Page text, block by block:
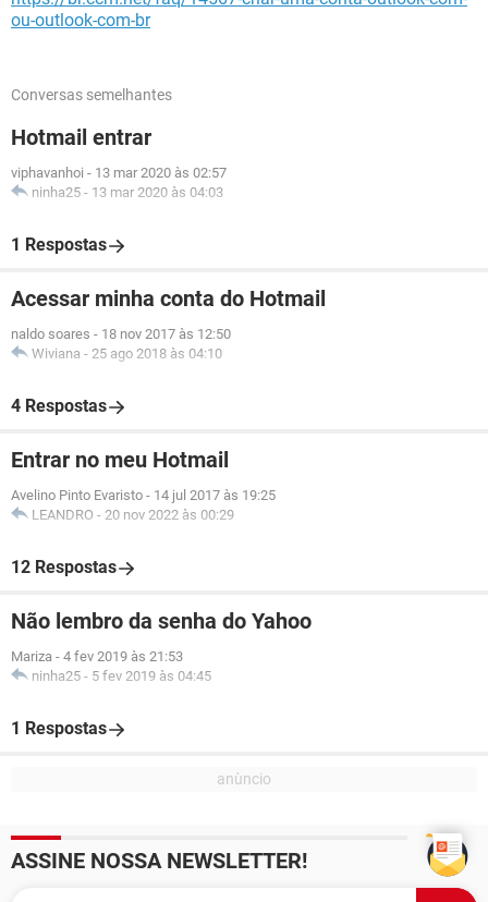
ou-outlook-com-br
Conversas semelhantes
Hotmail entrar
viphavanhoi - 13 mar 2020 às 02:57
ninha25 - 13 mar 2020 às 04:03
1 Respostas
Acessar minha conta do Hotmail
naldo soares - 18 nov 2017 às 12:50
Wiviana - 25 ago 2018 às 04:10
4 Respostas
Entrar no meu Hotmail
Avelino Pinto Evaristo - 14 jul 2017 às 19:25
LEANDRO - 20 nov 2022 às 00:29
12 Respostas
Não lembro da senha do Yahoo
Mariza - 4 fev 2019 às 21:53
ninha25 - 5 fev 2019 às 04:45
1 Respostas
ASSINE NOSSA NEWSLETTER!